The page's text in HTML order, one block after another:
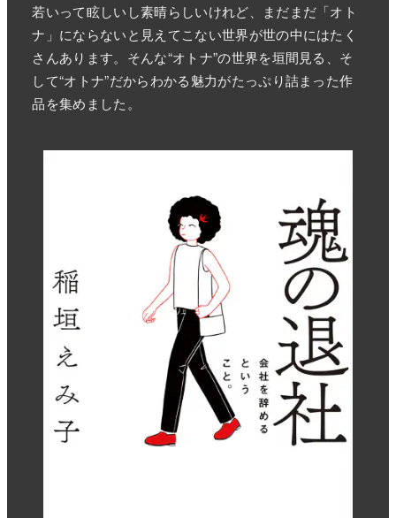
若いって眩しいし素晴らしいけれど、まだまだ「オト
ナ」にならないと見えてこない世界が世の中にはたく
さんあります。そんな“オトナ”の世界を垣間見る、そ
して“オトナ”だからわかる魅力がたっぷり詰まった作
品を集めました。